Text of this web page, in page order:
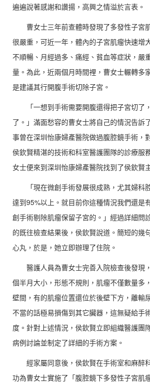
遍遍說著感謝和讚揚，高興之情溢於言表。
曹女士三年前查體時發現了多發性子宮
很嚴重，可近一年，體內的子宮肌瘤快速增
不順暢、月經過多、痛經、貧血等症狀，嚴
量。為此，近兩個月時間裡，曹女士輾轉多
是建議其行開腹手術切除子宮。
「一想到手術需要開腹還得把子宮切了
了。」滿面愁容的曹女士將自己的情況告訴
事曾在深圳怡康婦產醫院做過腹腔鏡手術，
侯欽賢精湛的技術和科室醫護團隊的診療服
女士便來到深圳怡康婦產醫院找到了侯欽賢
「現在微創手術發展很成熟，尤其婦科
達到95%以上。就目前你這種情況我們還是
創手術剔除肌瘤保留子宮的。」經過詳細問
的既往檢查結果後，侯欽賢說道。簡短的幾
心丸，於是，她立即辦理了住院。
醫護人員為曹女士完善入院檢查後發現
個半月大小，形態不規則，肌瘤不僅數量多
壁間，有的肌瘤位置還位於後壁下方，離輸
不當的話極易損傷到其它臟器，這無疑給手
度。針對上述情況，侯欽賢立即組織醫護團
病例討論並制定了詳細的手術方案。
經家屬同意後，侯欽賢在手術室和麻醉
功為曹女士實施了「腹腔鏡下多發性子宮肌